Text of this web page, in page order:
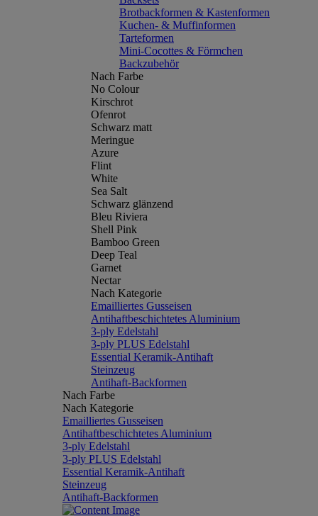
Brotbackformen & Kastenformen
Kuchen- & Muffinformen
Tarteformen
Mini-Cocottes & Förmchen
Backzubehör
Nach Farbe
No Colour
Kirschrot
Ofenrot
Schwarz matt
Meringue
Azure
Flint
White
Sea Salt
Schwarz glänzend
Bleu Riviera
Shell Pink
Bamboo Green
Deep Teal
Garnet
Nectar
Nach Kategorie
Emailliertes Gusseisen
Antihaftbeschichtetes Aluminium
3-ply Edelstahl
3-ply PLUS Edelstahl
Essential Keramik-Antihaft
Steinzeug
Antihaft-Backformen
Nach Farbe
Nach Kategorie
Emailliertes Gusseisen
Antihaftbeschichtetes Aluminium
3-ply Edelstahl
3-ply PLUS Edelstahl
Essential Keramik-Antihaft
Steinzeug
Antihaft-Backformen